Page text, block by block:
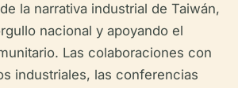
la narrativa industrial de Taiwán,
nacional y apoyando el
Las colaboraciones con
industriales, las conferencias